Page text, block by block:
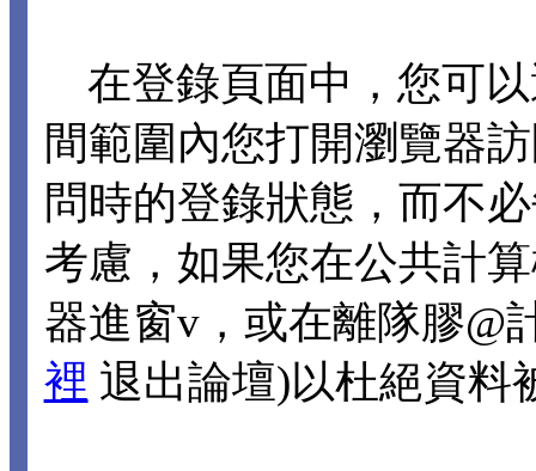
在登錄頁面中，您可以
間範圍內您打開瀏覽器
問時的登錄狀態，而不
考慮，如果您在公共計
器進窗v，或在離隊膠@
裡 退出論壇)以杜絕資料